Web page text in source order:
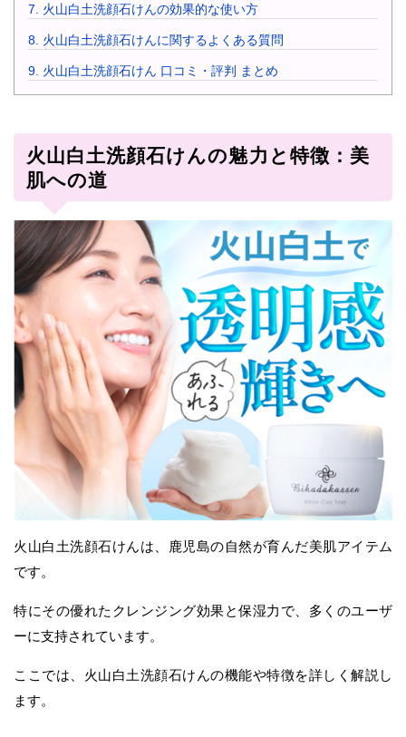
7. 火山白土洗顔石けんの効果的な使い方
8. 火山白土洗顔石けんに関するよくある質問
9. 火山白土洗顔石けん 口コミ・評判 まとめ
火山白土洗顔石けんの魅力と特徴：美
肌への道
火山白土洗顔石けんは、鹿児島の自然が育んだ美肌アイテム
です。
特にその優れたクレンジング効果と保湿力で、多くのユーザ
ーに支持されています。
ここでは、火山白土洗顔石けんの機能や特徴を詳しく解説し
ます。